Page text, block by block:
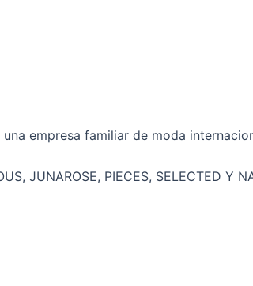
empresa familiar de moda
JUNAROSE, PIECES, SELECTED Y